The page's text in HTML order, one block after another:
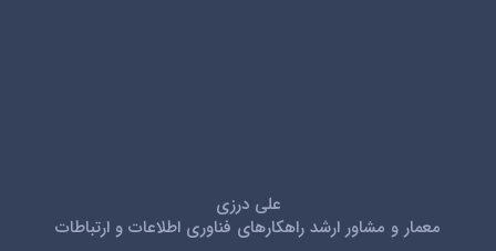
علی درزی
معمار و مشاور ارشد راهکارهای فناوری اطلاعات و ارتباطات